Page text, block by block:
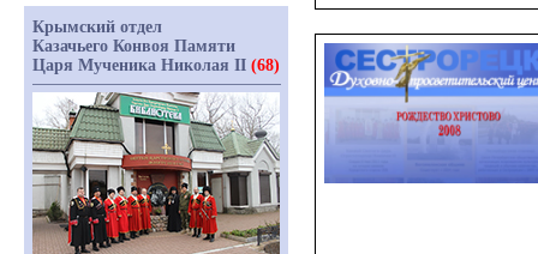
Крымский отдел
Казачьего Конвоя Памяти
Царя Мученика Николая II (68)